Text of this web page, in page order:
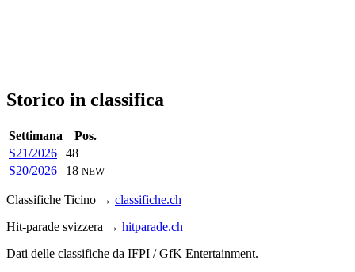
Storico in classifica
Settimana
Pos.
S21/2026
48
S20/2026
18 NEW
Classifiche Ticino → classifiche.ch
Hit-parade svizzera → hitparade.ch
Dati delle classifiche da IFPI / GfK Entertainment.